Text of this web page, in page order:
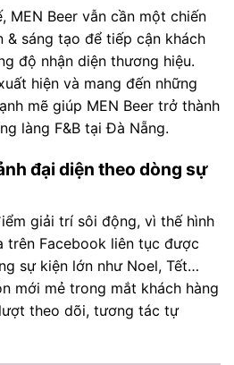
MEN Beer vẫn cần một chiến
& sáng tạo để tiếp cận khách
độ nhận diện thương hiệu.
hiện và mang đến những
mẽ giúp MEN Beer trở thành
làng F&B tại Đà Nẵng.
đại diện theo dòng sự
giải trí sôi động, vì thế hình
trên Facebook liên tục được
sự kiện lớn như Noel, Tết…
mới mẻ trong mắt khách hàng
theo dõi, tương tác tự